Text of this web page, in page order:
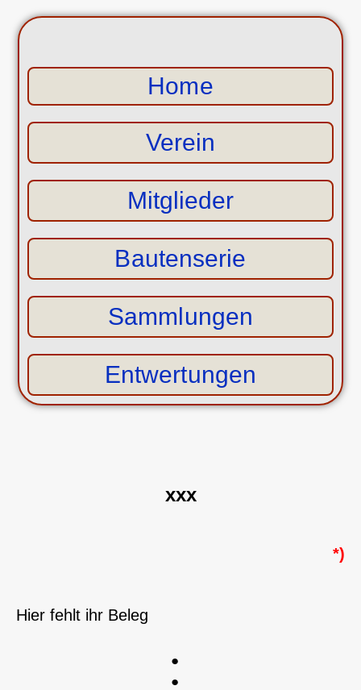
Home
Verein
Mitglieder
Bautenserie
Sammlungen
Entwertungen
xxx
*)
Hier fehlt ihr Beleg
●
●